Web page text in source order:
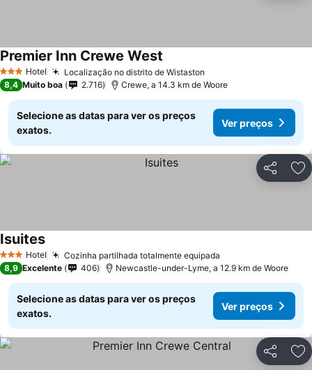
3 EstrelasHotel Localização no distrito de Wistaston
Premier Inn Crewe West
8,4 Muito boa 2.716 Crewe, a 14.3 km de Woore
Selecione as datas para ver os preços
exatos.
Ver preços
Partilhar
3 EstrelasHotel Cozinha partilhada totalmente equipada
Isuites
8,9 Excelente 406 Newcastle-under-Lyme, a 12.9 km de Woore
Selecione as datas para ver os preços
exatos.
Ver preços
Partilhar